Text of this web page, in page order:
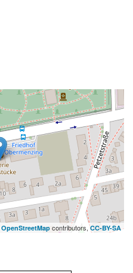
OpenStreetMap contributors,CC-BY-SA